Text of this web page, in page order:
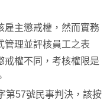
雇主懲戒權，然而實務
管理並評核員工之表
戒權不同，考核權限是
第57號民事判決，該按